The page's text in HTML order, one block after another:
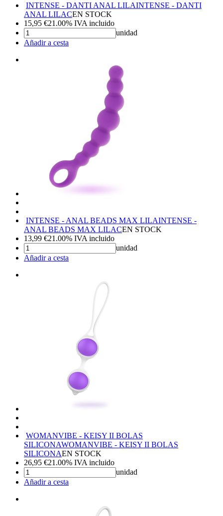
INTENSE - DANTI ANAL LILAINTENSE - DANTI
ANAL LILACEN STOCK
15,95 €21.00% IVA incluido
unidad
Añadir a cesta
INTENSE - ANAL BEADS MAX LILAINTENSE -
ANAL BEADS MAX LILACEN STOCK
13,99 €21.00% IVA incluido
unidad
Añadir a cesta
WOMANVIBE - KEISY II BOLAS
SILICONAWOMANVIBE - KEISY II BOLAS
SILICONAEN STOCK
26,95 €21.00% IVA incluido
unidad
Añadir a cesta